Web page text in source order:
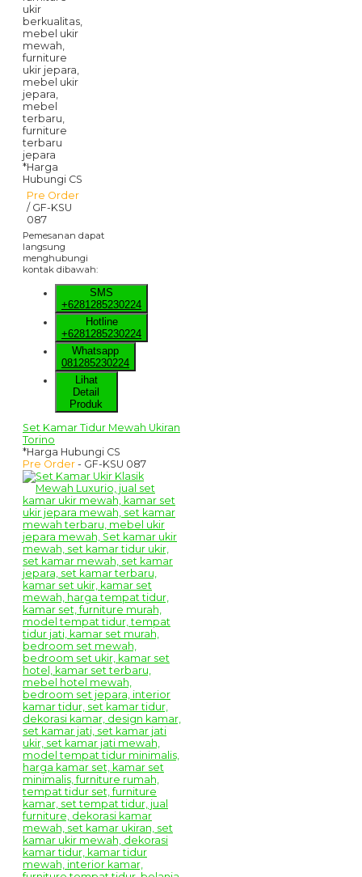
*Harga
Hubungi CS
Pre Order
/ GF-KSU
087
Pemesanan dapat
langsung
menghubungi
kontak dibawah:
SMS
+6281285230224
Hotline
+6281285230224
Whatsapp
081285230224
Lihat
Detail
Produk
Set Kamar Tidur Mewah Ukiran
Torino
*Harga Hubungi CS
Pre Order - GF-KSU 087